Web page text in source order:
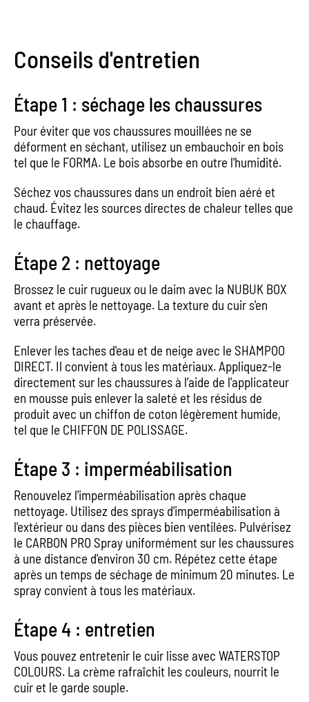
Conseils d'entretien
Étape 1 : séchage les chaussures
Pour éviter que vos chaussures mouillées ne se
déforment en séchant, utilisez un embauchoir en bois
tel que le FORMA. Le bois absorbe en outre l'humidité.
Séchez vos chaussures dans un endroit bien aéré et
chaud. Évitez les sources directes de chaleur telles que
le chauffage.
Étape 2 : nettoyage
Brossez le cuir rugueux ou le daim avec la NUBUK BOX
avant et après le nettoyage. La texture du cuir s'en
verra préservée.
Enlever les taches d'eau et de neige avec le SHAMPOO
DIRECT. Il convient à tous les matériaux. Appliquez-le
directement sur les chaussures à l’aide de l'applicateur
en mousse puis enlever la saleté et les résidus de
produit avec un chiffon de coton légèrement humide,
tel que le CHIFFON DE POLISSAGE.
Étape 3 : imperméabilisation
Renouvelez l'imperméabilisation après chaque
nettoyage. Utilisez des sprays d'imperméabilisation à
l'extérieur ou dans des pièces bien ventilées. Pulvérisez
le CARBON PRO Spray uniformément sur les chaussures
à une distance d'environ 30 cm. Répétez cette étape
après un temps de séchage de minimum 20 minutes. Le
spray convient à tous les matériaux.
Étape 4 : entretien
Vous pouvez entretenir le cuir lisse avec WATERSTOP
COLOURS. La crème rafraîchit les couleurs, nourrit le
cuir et le garde souple.